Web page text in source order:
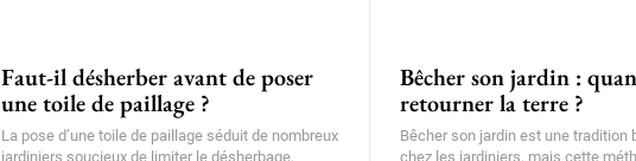
Faut-il désherber avant de poser
une toile de paillage ?
La pose d’une toile de paillage séduit de nombreux
jardiniers soucieux de limiter le désherbage,
Bêcher son jardin :
retourner la terre ?
Bêcher son jardin est une tradition
chez les jardiniers, mais cette